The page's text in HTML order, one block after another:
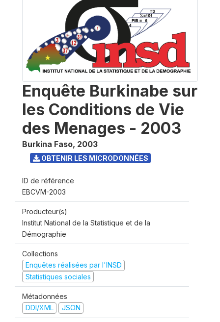
Enquête Burkinabe sur
les Conditions de Vie
des Menages - 2003
Burkina Faso, 2003
OBTENIR LES MICRODONNÉES
ID de référence
EBCVM-2003
Producteur(s)
Institut National de la Statistique et de la
Démographie
Collections
Enquêtes réalisées par l'INSD
Statistiques sociales
Métadonnées
DDI/XML
JSON